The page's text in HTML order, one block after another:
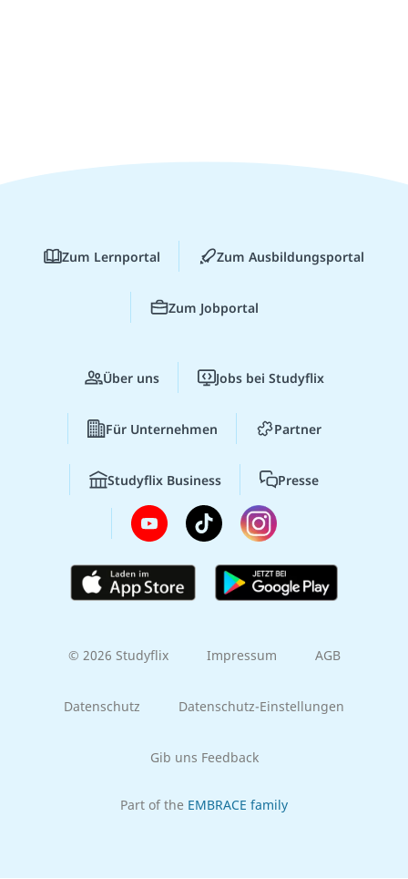
Zum Lernportal Zum Ausbildungsportal
Zum Jobportal
Über uns Jobs bei Studyflix
Für Unternehmen Partner
Studyflix Business Presse
© 2026 Studyflix Impressum AGB
Datenschutz Datenschutz-Einstellungen
Gib uns Feedback
Part of the EMBRACE family